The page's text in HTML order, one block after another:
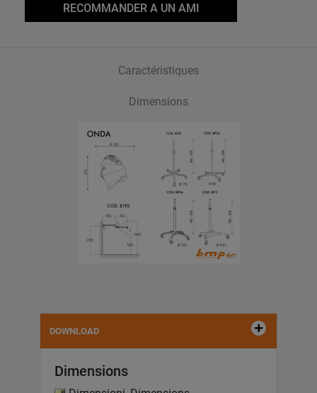
RECOMMANDER A UN AMI
Caractéristiques
Dimensions
DOWNLOAD
Dimensions